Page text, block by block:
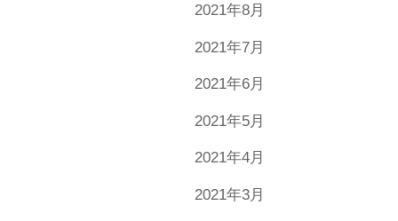
2021年8月
2021年7月
2021年6月
2021年5月
2021年4月
2021年3月